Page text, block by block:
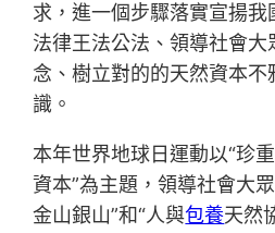
求，進一個步驟落實宣揚
法律王法公法、領導社會大
念、樹立對的的天然資本
識。
本年世界地球日運動以“珍
資本”為主題，領導社會大
金山銀山”和“人與包養天然